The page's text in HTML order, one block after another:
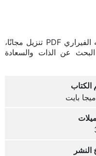
تحميل كتاب الراهب الذي باع سيارته الفيراري PDF تنزيل مجانًا،
عن الذات والسعادة
النشر